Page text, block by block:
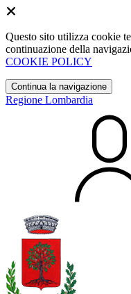
Questo sito utilizza cookie
continuazione della
COOKIE POLICY
Continua la navigazione
Regione Lombardia